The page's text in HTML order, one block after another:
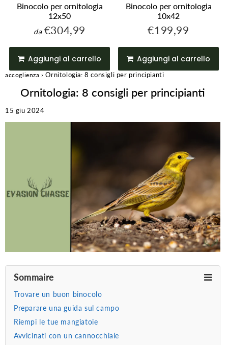
Binocolo per ornitologia
12x50
da Prezzo
€304,99
Aggiungi al carrello
Binocolo per ornitologia
10x42
Prezzo
€199,99
Aggiungi al carrello
accoglienza › Ornitologia: 8 consigli per principianti
Ornitologia: 8 consigli per principianti
15 giu 2024
Sommaire
Trovare un buon binocolo
Preparare una guida sul campo
Riempi le tue mangiatoie
Avvicinati con un cannocchiale